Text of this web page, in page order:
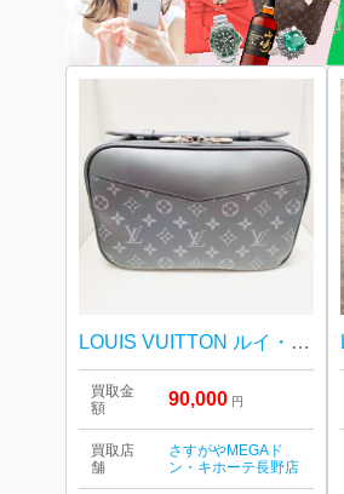
LOUIS VUITTON ルイ・ヴィトン バムバッグ モノグラム エクリプス ボディバッグ
買取金
額
90,000 円
買取店
舗
さすがやMEGAド
ン・キホーテ長野店